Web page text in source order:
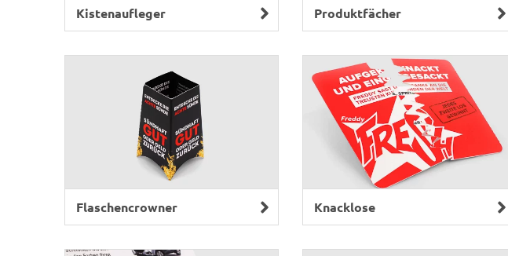
Kistenaufleger Produktfächer
Flaschencrowner Knacklose